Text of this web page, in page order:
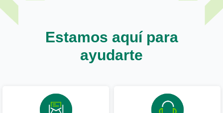
Estamos aquí para
ayudarte